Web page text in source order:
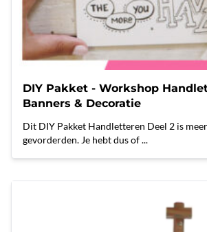
DIY Pakket - Workshop
Banners & Decoratie
Dit DIY Pakket Handletteren Deel 2 is
gevorderden. Je hebt dus of ...